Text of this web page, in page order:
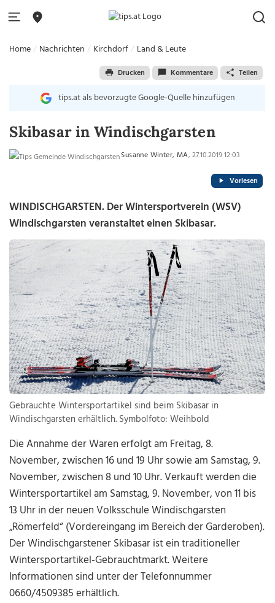
Home Nachrichten Kirchdorf Land & Leute
Drucken Kommentare Teilen
tips.at als bevorzugte Google-Quelle hinzufügen
Skibasar in Windischgarsten
Susanne Winter, MA, 27.10.2019 12:03
Vorlesen
WINDISCHGARSTEN. Der Wintersportverein (WSV)
Windischgarsten veranstaltet einen Skibasar.
Gebrauchte Wintersportartikel sind beim Skibasar in
Windischgarsten erhältlich. Symbolfoto: Weihbold
Die Annahme der Waren erfolgt am Freitag, 8.
November, zwischen 16 und 19 Uhr sowie am Samstag, 9.
November, zwischen 8 und 10 Uhr. Verkauft werden die
Wintersportartikel am Samstag, 9. November, von 11 bis
13 Uhr in der neuen Volksschule Windischgarsten
„Römerfeld“ (Vordereingang im Bereich der Garderoben).
Der Windischgarstener Skibasar ist ein traditioneller
Wintersportartikel-Gebrauchtmarkt. Weitere
Informationen sind unter der Telefonnummer
0660/4509385 erhältlich.